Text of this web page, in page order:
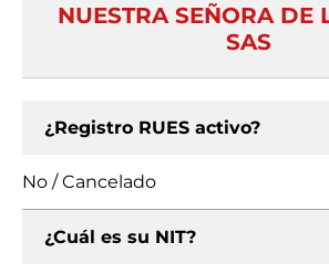
NUESTRA SEÑORA DE
SAS
¿Registro RUES activo?
No / Cancelado
¿Cuál es su NIT?